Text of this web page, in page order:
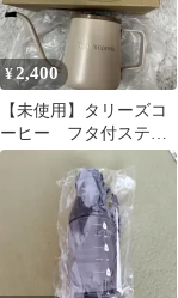
¥2,400
【未使用】タリーズコ
ーヒー フタ付ステン
レスケトル ベージュ